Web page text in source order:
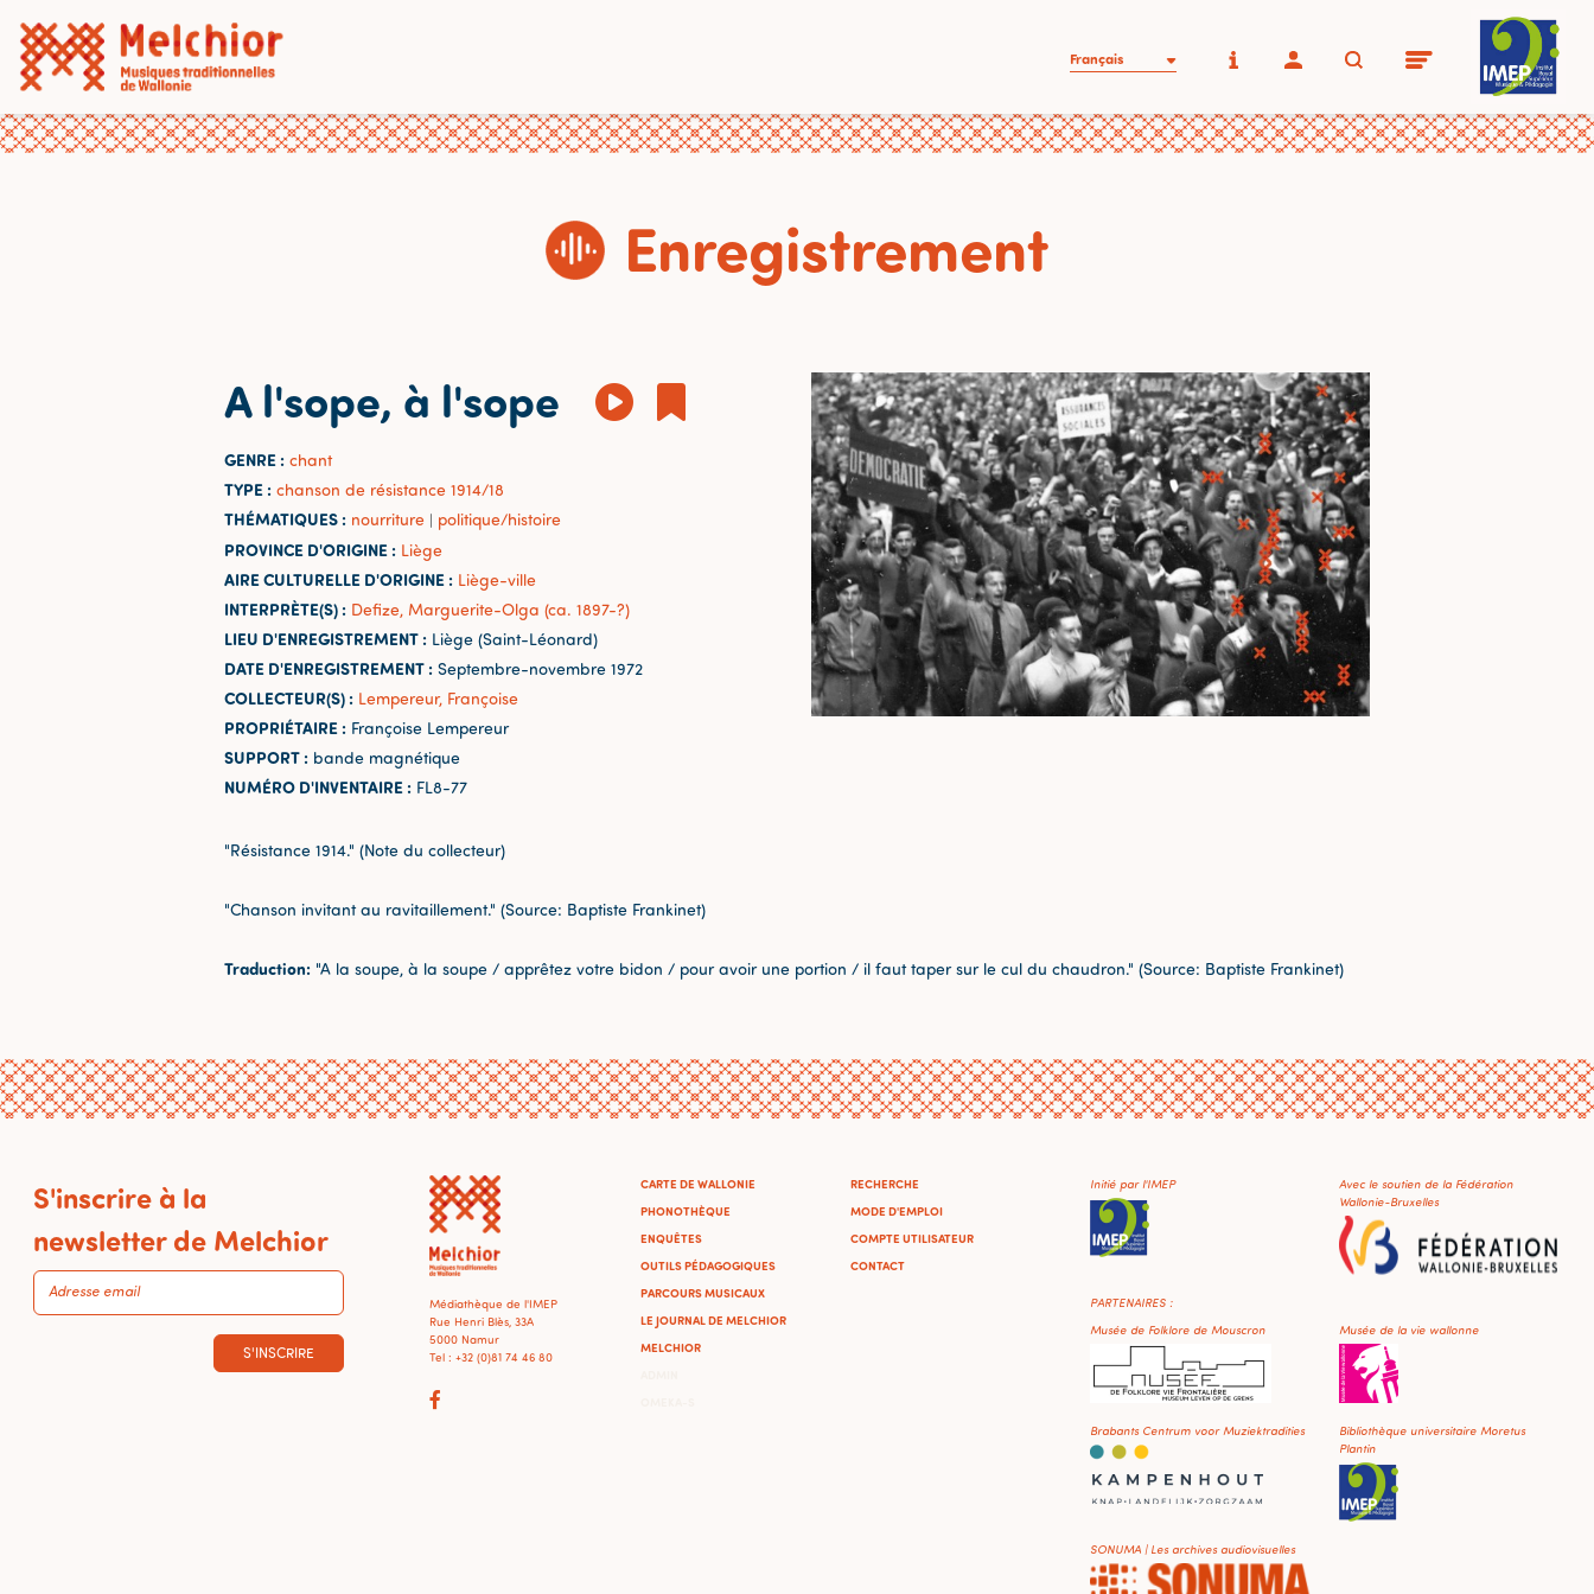
Français
Enregistrement
A l'sope, à l'sope
GENRE : chant
TYPE : chanson de résistance 1914/18
THÉMATIQUES : nourriture | politique/histoire
PROVINCE D'ORIGINE : Liège
AIRE CULTURELLE D'ORIGINE : Liège-ville
INTERPRÈTE(S) : Defize, Marguerite-Olga (ca. 1897-?)
LIEU D'ENREGISTREMENT : Liège (Saint-Léonard)
DATE D'ENREGISTREMENT : Septembre-novembre 1972
COLLECTEUR(S) : Lempereur, Françoise
PROPRIÉTAIRE : Françoise Lempereur
SUPPORT : bande magnétique
NUMÉRO D'INVENTAIRE : FL8-77
"Résistance 1914." (Note du collecteur)
"Chanson invitant au ravitaillement." (Source: Baptiste Frankinet)
Traduction: "A la soupe, à la soupe / apprêtez votre bidon / pour avoir une portion / il faut taper sur le cul du chaudron." (Source: Baptiste Frankinet)
S'inscrire à la
newsletter de Melchior
S'INSCRIRE
Médiathèque de l'IMEP
Rue Henri Blès, 33A
5000 Namur
Tel : +32 (0)81 74 46 80
CARTE DE WALLONIE
PHONOTHÈQUE
ENQUÊTES
OUTILS PÉDAGOGIQUES
PARCOURS MUSICAUX
LE JOURNAL DE MELCHIOR
MELCHIOR
RECHERCHE
MODE D'EMPLOI
COMPTE UTILISATEUR
CONTACT
Initié par l'IMEP
Avec le soutien de la Fédération
Wallonie-Bruxelles
PARTENAIRES :
Musée de Folklore de Mouscron
Musée de la vie wallonne
Brabants Centrum voor Muziektradities
Bibliothèque universitaire Moretus
Plantin
SONUMA | Les archives audiovisuelles